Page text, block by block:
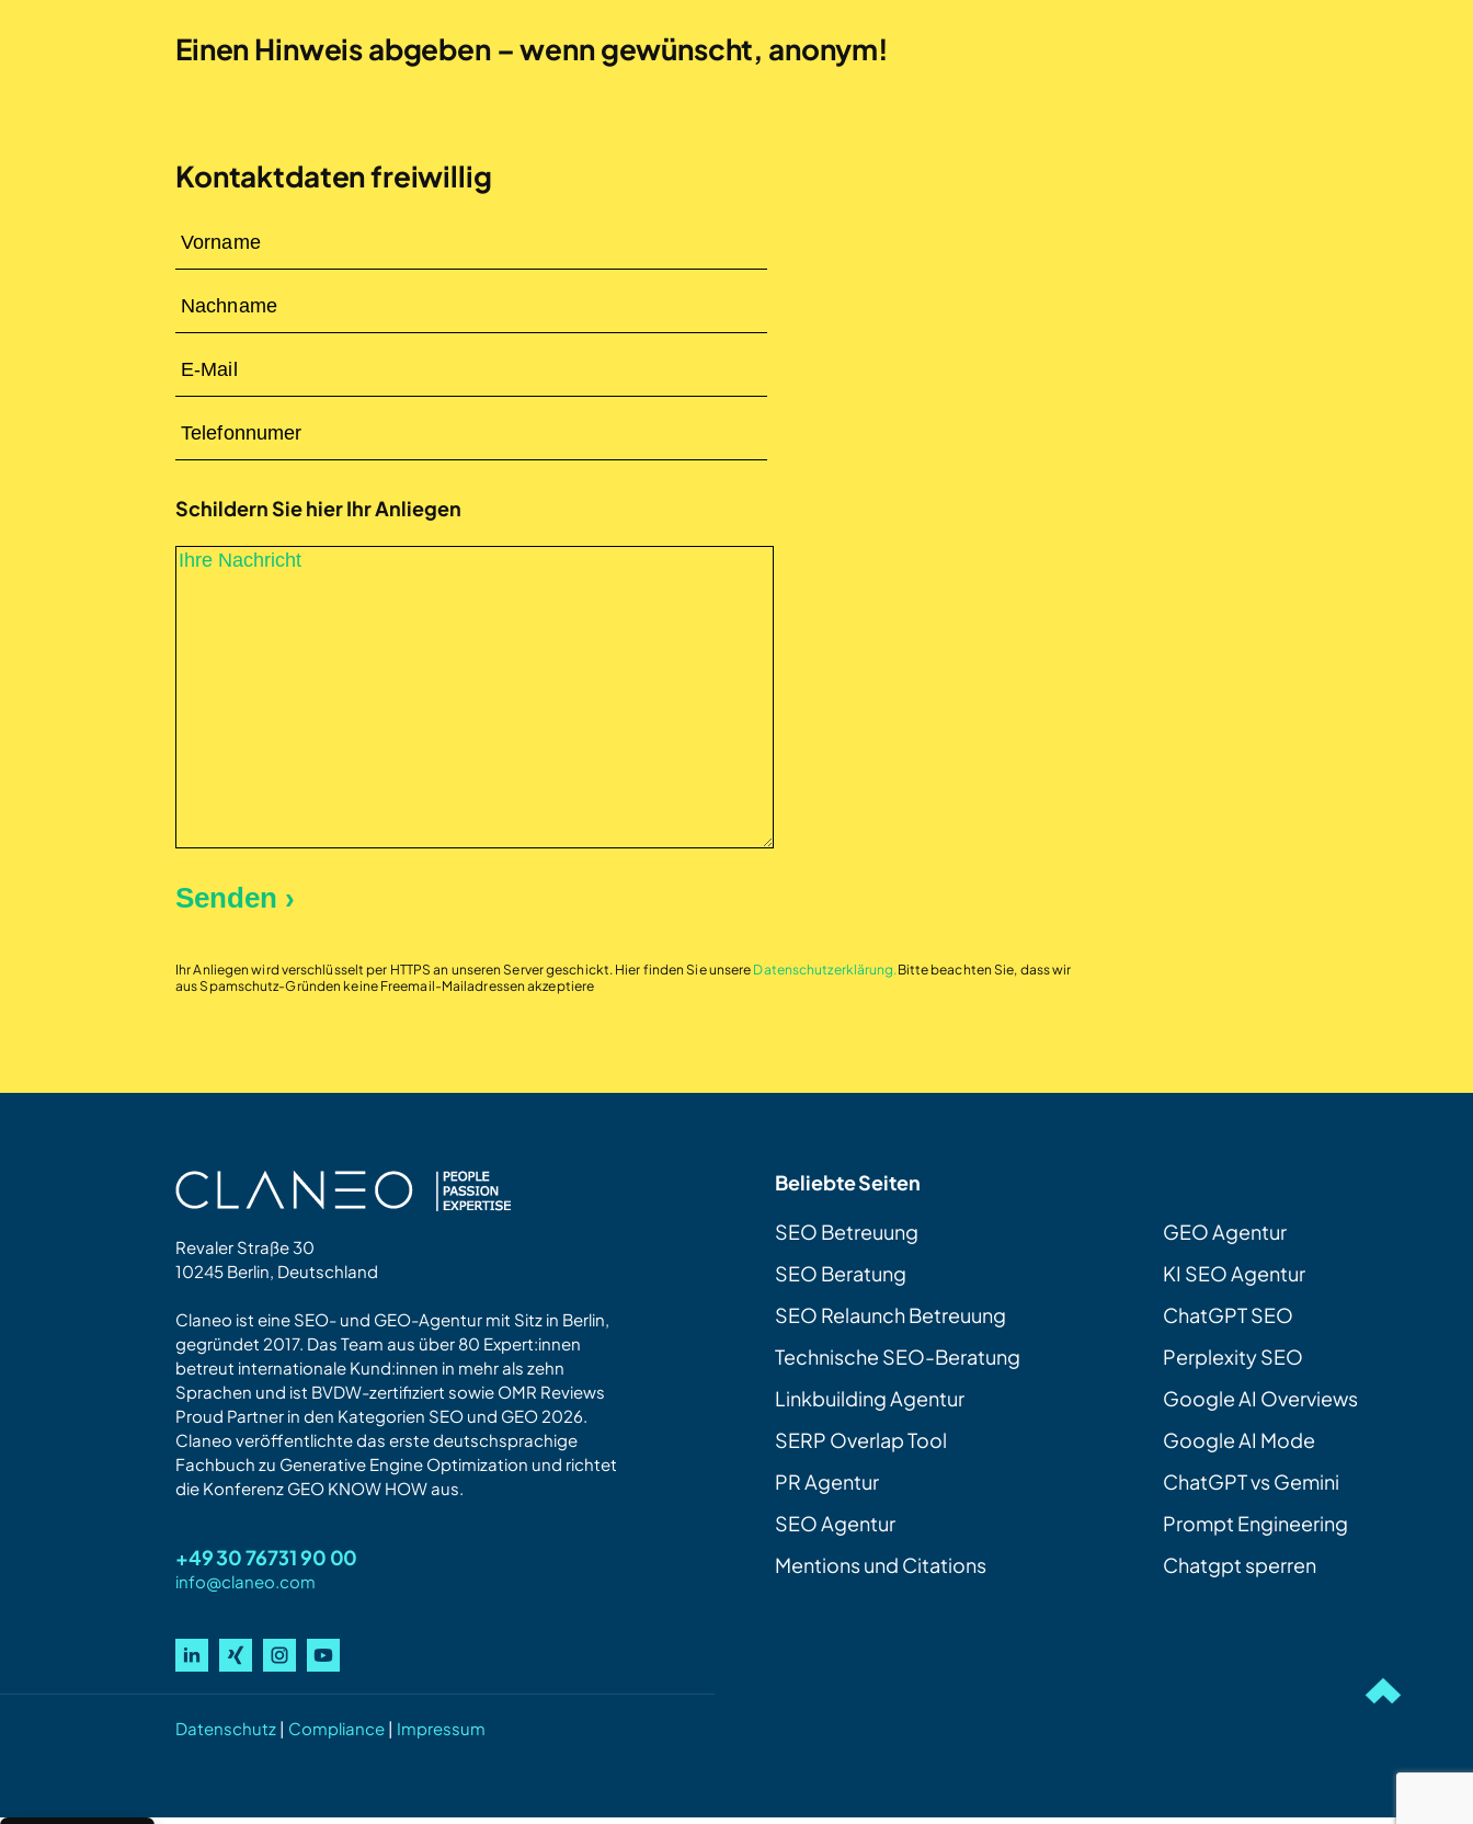
Einen Hinweis abgeben – wenn gewünscht, anonym!
Kontaktdaten freiwillig
Schildern Sie hier Ihr Anliegen
Ihr Anliegen wird verschlüsselt per HTTPS an unseren Server geschickt. Hier finden Sie unsere Datenschutzerklärung.Bitte beachten Sie, dass wir
aus Spamschutz-Gründen keine Freemail-Mailadressen akzeptiere
Revaler Straße 30
10245 Berlin, Deutschland
Claneo ist eine SEO- und GEO-Agentur mit Sitz in Berlin,
gegründet 2017. Das Team aus über 80 Expert:innen
betreut internationale Kund:innen in mehr als zehn
Sprachen und ist BVDW-zertifiziert sowie OMR Reviews
Proud Partner in den Kategorien SEO und GEO 2026.
Claneo veröffentlichte das erste deutschsprachige
Fachbuch zu Generative Engine Optimization und richtet
die Konferenz GEO KNOW HOW aus.
+49 30 76731 90 00
info@claneo.com
Beliebte Seiten
SEO Betreuung
SEO Beratung
SEO Relaunch Betreuung
Technische SEO-Beratung
Linkbuilding Agentur
SERP Overlap Tool
PR Agentur
SEO Agentur
Mentions und Citations
GEO Agentur
KI SEO Agentur
ChatGPT SEO
Perplexity SEO
Google AI Overviews
Google AI Mode
ChatGPT vs Gemini
Prompt Engineering
Chatgpt sperren
Datenschutz | Compliance | Impressum